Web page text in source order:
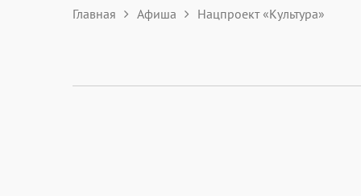
Главная Афиша Нацпроект «Культура»